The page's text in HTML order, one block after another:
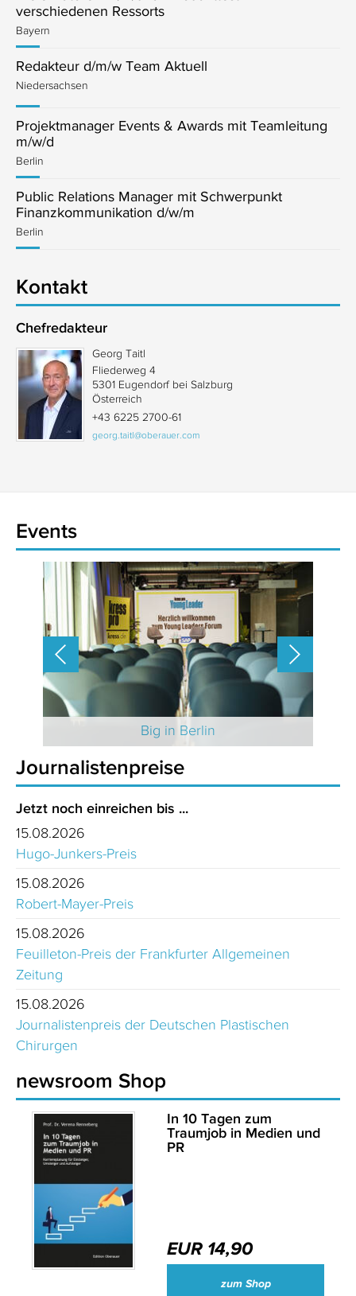
verschiedenen Ressorts
Bayern
Redakteur d/m/w Team Aktuell
Niedersachsen
Projektmanager Events & Awards mit Teamleitung
m/w/d
Berlin
Public Relations Manager mit Schwerpunkt
Finanzkommunikation d/w/m
Berlin
Kontakt
Chefredakteur
Georg Taitl
Fliederweg 4
5301 Eugendorf bei Salzburg
Österreich
+43 6225 2700-61
georg.taitl@oberauer.com
Events
Big in Berlin
Journalistenpreise
Jetzt noch einreichen bis ...
15.08.2026
Hugo-Junkers-Preis
15.08.2026
Robert-Mayer-Preis
15.08.2026
Feuilleton-Preis der Frankfurter Allgemeinen
Zeitung
15.08.2026
Journalistenpreis der Deutschen Plastischen
Chirurgen
newsroom Shop
In 10 Tagen zum
Traumjob in Medien und
PR
EUR 14,90
zum Shop